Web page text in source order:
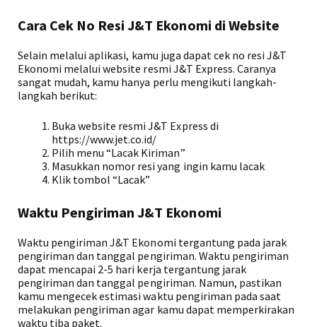
Cara Cek No Resi J&T Ekonomi di Website
Selain melalui aplikasi, kamu juga dapat cek no resi J&T
Ekonomi melalui website resmi J&T Express. Caranya
sangat mudah, kamu hanya perlu mengikuti langkah-
langkah berikut:
Buka website resmi J&T Express di
https://www.jet.co.id/
Pilih menu “Lacak Kiriman”
Masukkan nomor resi yang ingin kamu lacak
Klik tombol “Lacak”
Waktu Pengiriman J&T Ekonomi
Waktu pengiriman J&T Ekonomi tergantung pada jarak
pengiriman dan tanggal pengiriman. Waktu pengiriman
dapat mencapai 2-5 hari kerja tergantung jarak
pengiriman dan tanggal pengiriman. Namun, pastikan
kamu mengecek estimasi waktu pengiriman pada saat
melakukan pengiriman agar kamu dapat memperkirakan
waktu tiba paket.